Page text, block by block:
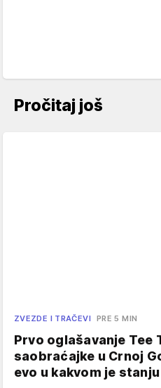
Pročitaj još
ZVEZDE I TRAČEVI PRE 5 MIN
Prvo oglašavanje Tee
saobraćajke u Crnoj
evo u kakvom je